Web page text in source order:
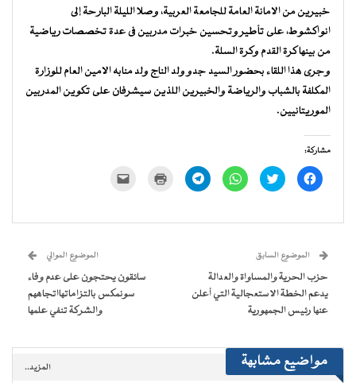
خبيرين من الامانة العامة للجامعة العربية، وصلا الليلة البارحة إلى
انواكشوط، على تأطير وتحسين خبرات مدربين فى عدة تخصصات رياضية
من بينها كرة القدم وكرة السلة.
وجرى هذا اللقاء بحضور السيد جدو ولد الناج ولد منابه الامين العام للوزارة
المكلفة بالشباب والرياضة والخبيرين اللذين سيشرفان على تكوين المدربين
الموريتانيين.
مشاركة:
انقر
للمشاركة
في
اضغط
للمشاركة
في
انقر
للمشاركة
في
انقر
للمشاركة
في
للطباعة
جديدة) الإلكتروني
جديدة)
الموضوع السابق
حزب الحرية والمساواة والعدالة
يدعم الخطة الاستعجالية التي أعلن
عنها رئيس الجمهورية
الموضوع الموالي
سائقون يحتجون على عدم وفاء
سونمكس بالتزاماتهااتجاههم
والشركة تنفي علمها
مواضيع مشابهة المزيد..